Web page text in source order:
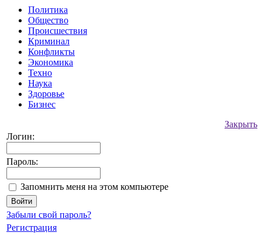
Политика
Общество
Происшествия
Криминал
Конфликты
Экономика
Техно
Наука
Здоровье
Бизнес
Закрыть
Логин:
Пароль:
Запомнить меня на этом компьютере
Забыли свой пароль?
Регистрация